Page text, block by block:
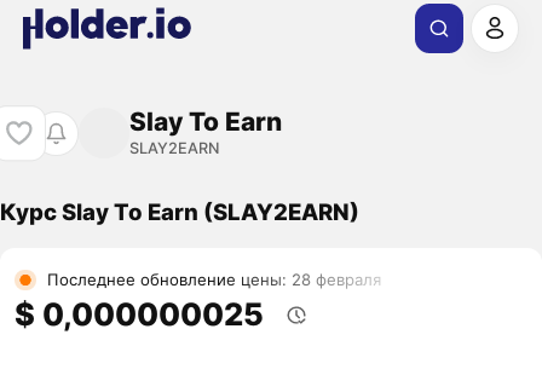
Slay To Earn
SLAY2EARN
Курс Slay To Earn (SLAY2EARN)
Последнее обновление цены: 28 февраля
$ 0,000000025